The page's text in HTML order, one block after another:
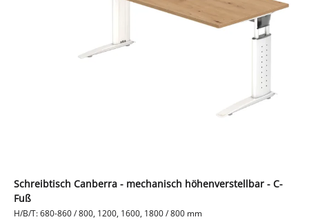
Schreibtisch Canberra - mechanisch höhenverstellbar - C-
Fuß
H/B/T: 680-860 / 800, 1200, 1600, 1800 / 800 mm